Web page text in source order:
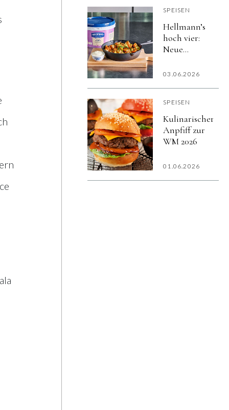
SPEISEN
Hellmann’s
hoch vier:
Neue
Saucen
Geschmack
03.06.2026
SPEISEN
Kulinarischer
Anpfiff zur
WM 2026
01.06.2026